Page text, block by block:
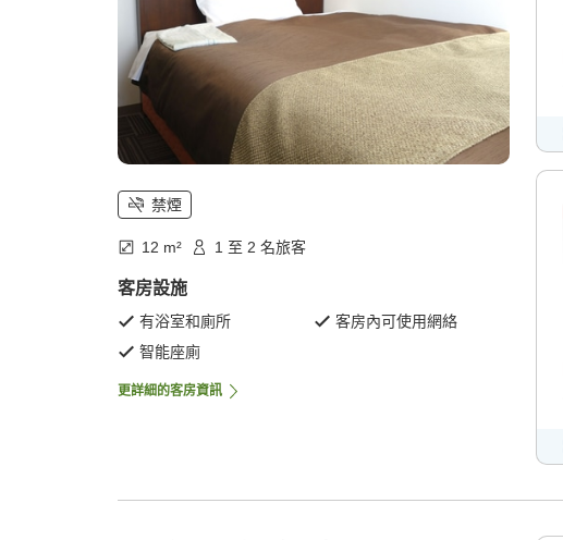
禁煙
12 m² 1 至 2 名旅客
客房設施
有浴室和廁所
客房內可使用網絡
智能座廁
更詳細的客房資訊